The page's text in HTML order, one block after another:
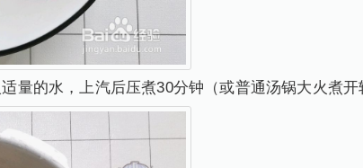
量的水，上汽后压煮30分钟（或普通汤锅大火煮开